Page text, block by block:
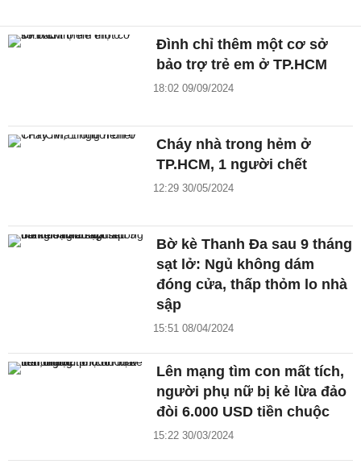
Đình chỉ thêm một cơ sở
bảo trợ trẻ em ở TP.HCM
18:02 09/09/2024
Cháy nhà trong hẻm ở
TP.HCM, 1 người chết
12:29 30/05/2024
Bờ kè Thanh Đa sau 9 tháng
sạt lở: Ngủ không dám
đóng cửa, thấp thỏm lo nhà
sập
15:51 08/04/2024
Lên mạng tìm con mất tích,
người phụ nữ bị kẻ lừa đảo
đòi 6.000 USD tiền chuộc
15:22 30/03/2024